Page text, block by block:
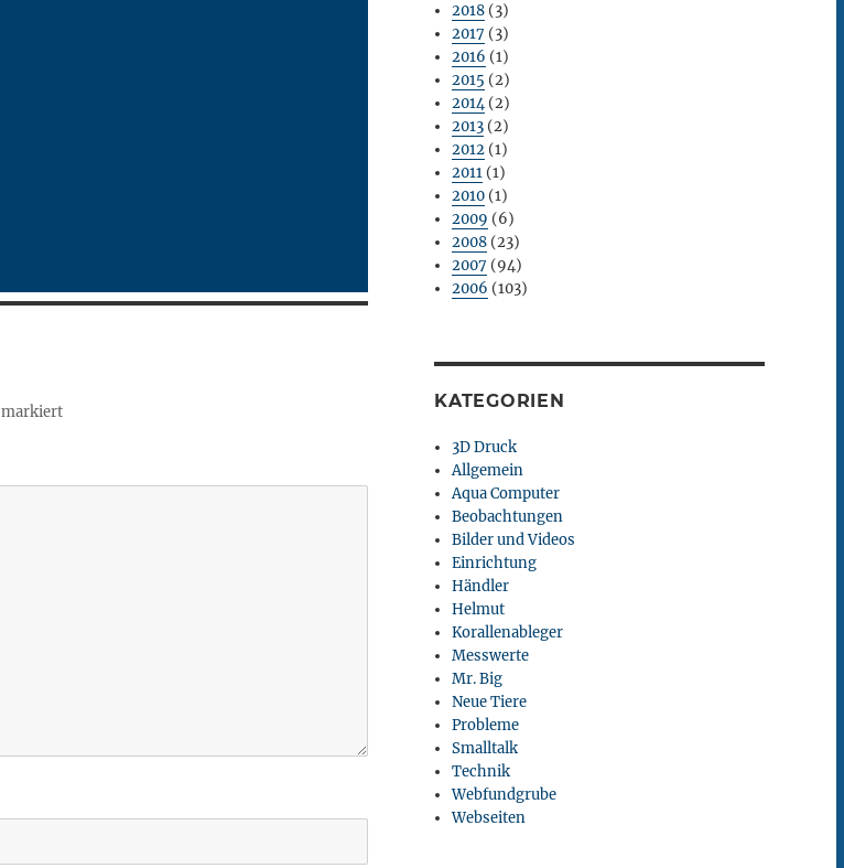
markiert
2018 (3)
2017 (3)
2016 (1)
2015 (2)
2014(2)
2013 (2)
2012 (1)
2011 (1)
2010 (1)
2009 (6)
2008 (23)
2007 (94)
2006 (103)
KATEGORIEN
3D Druck
Allgemein
Aqua Computer
Beobachtungen
Bilder und Videos
Einrichtung
Händler
Helmut
Korallenableger
Messwerte
Mr. Big
Neue Tiere
Probleme
Smalltalk
Technik
Webfundgrube
Webseiten